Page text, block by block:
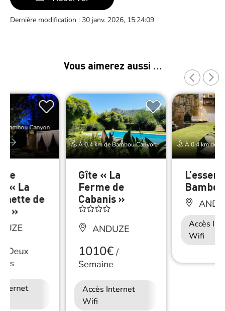
Dernière modification : 30 janv. 2026, 15:24:09
Vous aimerez aussi …
Bambou Canyon
« La
de
»
Deux
À 0.4 km de Bambou Canyon
Gîte « La
Ferme de
Cabanis »
ANDUZE
1010€/
Semaine
Accès Internet
Wifi
À 0.4 km de
Bambou
Accès
Wifi